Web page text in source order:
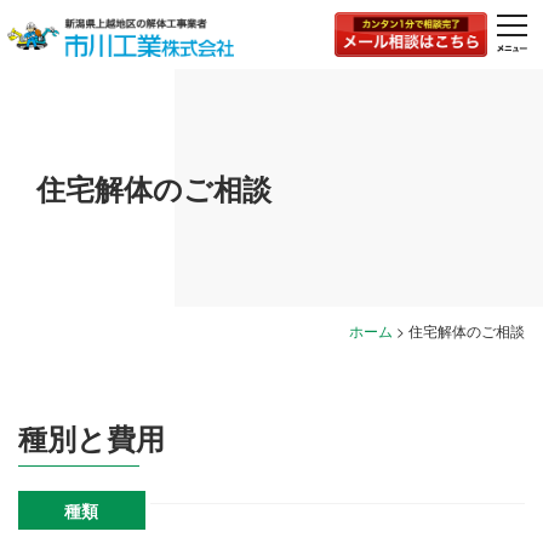
住宅解体のご相談
ホーム > 住宅解体のご相談
種別と費用
種類